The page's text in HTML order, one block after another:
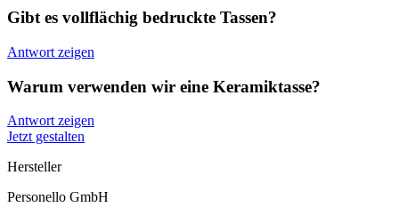
Gibt es vollflächig bedruckte Tassen?
Antwort zeigen
Warum verwenden wir eine Keramiktasse?
Antwort zeigen
Jetzt gestalten
Hersteller
Personello GmbH